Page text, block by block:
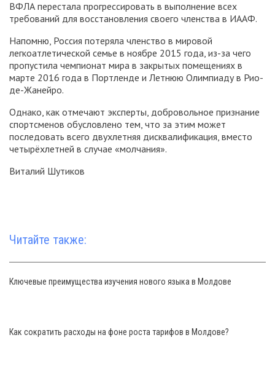
ВФЛА перестала прогрессировать в выполнение всех
требований для восстановления своего членства в ИААФ.
Напомню, Россия потеряла членство в мировой
легкоатлетической семье в ноябре 2015 года, из-за чего
пропустила чемпионат мира в закрытых помещениях в
марте 2016 года в Портленде и Летнюю Олимпиаду в Рио-
де-Жанейро.
Однако, как отмечают эксперты, добровольное признание
спортсменов обусловлено тем, что за этим может
последовать всего двухлетняя дисквалификация, вместо
четырёхлетней в случае «молчания».
Виталий Шутиков
Читайте также:
Ключевые преимущества изучения нового языка в Молдове
Как сократить расходы на фоне роста тарифов в Молдове?